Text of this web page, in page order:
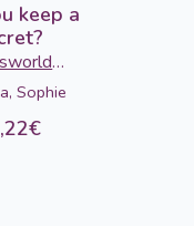
keep a
Sophie